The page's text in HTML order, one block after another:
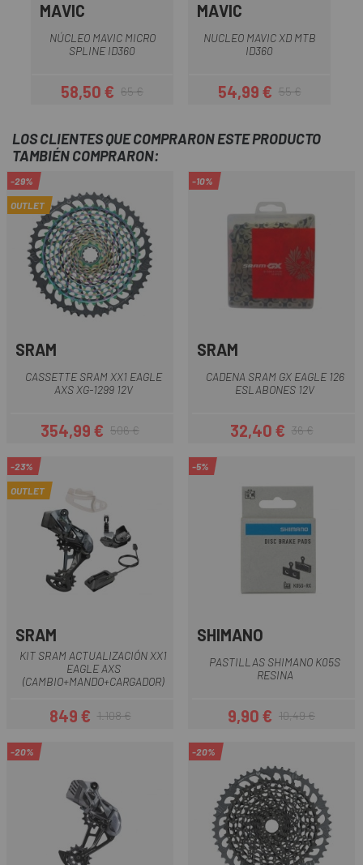
MAVIC
NÚCLEO MAVIC MICRO
SPLINE ID360
Precio
58,50 €Precio regular
65 €
MAVIC
NUCLEO MAVIC XD MTB
ID360
Precio
54,99 €Precio regular
55 €
LOS CLIENTES QUE COMPRARON ESTE PRODUCTO
TAMBIÉN COMPRARON:
-29%
OUTLET
SRAM
CASSETTE SRAM XX1 EAGLE
AXS XG-1299 12V
Precio
354,99 €Precio regular
506 €
-10%
SRAM
CADENA SRAM GX EAGLE 126
ESLABONES 12V
Precio
32,40 €Precio regular
36 €
-23%
OUTLET
SRAM
KIT SRAM ACTUALIZACIÓN XX1
EAGLE AXS
(CAMBIO+MANDO+CARGADOR)
Precio
849 €Precio regular
1.108 €
-5%
SHIMANO
PASTILLAS SHIMANO K05S
RESINA
Precio
9,90 €Precio regular
10,49 €
-20% -20%